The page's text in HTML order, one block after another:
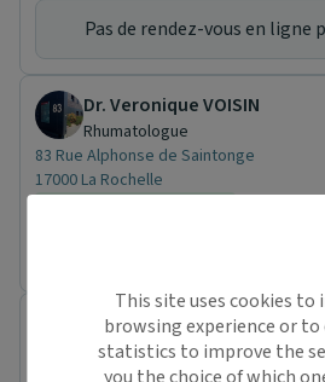
Pas de rendez-vous en ligne
Dr. Veronique VOISIN
Rhumatologue
83 Rue Alphonse de Saintonge
17000 La Rochelle
Dr. Samir OURLISSENE
Oto-Rhino-Laryngologiste
22 Rue Montlouis
This site uses cookies to
browsing experience or
statistics to improve the